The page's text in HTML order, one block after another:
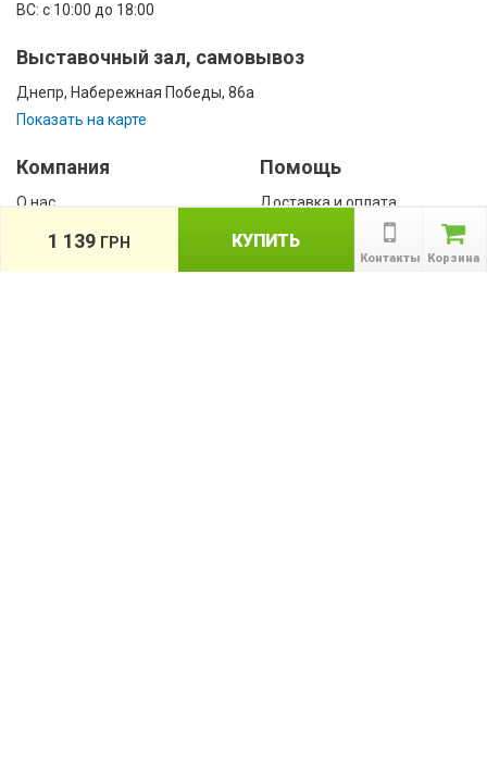
ВС: с 10:00 до 18:00
Выставочный зал, самовывоз
Днепр, Набережная Победы, 86а
Показать на карте
Компания
О нас
Помощь
Доставка и оплата
Корзина
Контакты
КУПИТЬ
1 139 ГРН